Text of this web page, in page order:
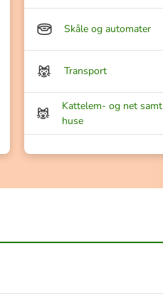
Skåle og automater
Transport
Kattelem- og net samt
huse